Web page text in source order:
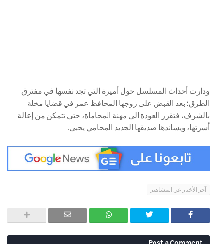
ودارت أحداث المسلسل حول أميرة التي تجد نفسها في مفترق
الطرق؛ بعد القبض على زوجها المحافظ عمر في قضايا مخلة
بالشرف، فتقرر العودة الى مهنة المحاماة، حتى تتمكن من إعالة
أسرتها، ويساندها صديقها الجديد المحامي يحيى.
آخر الأخبار عن المشاهير
Post a Comment